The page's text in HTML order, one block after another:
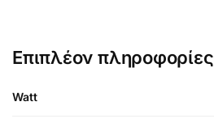
Επιπλέον πληροφορίες
Watt